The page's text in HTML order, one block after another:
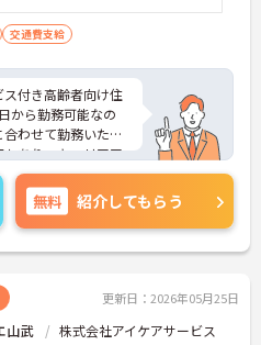
交通費支給
付き高齢者向け住
から勤務可能なの
わせて勤務いただ
あり、キャリアア
方はご面接のポイ
問い合わせくださ
無料 紹介してもらう
更新日：2026年05月25日
山武 株式会社アイケアサービス